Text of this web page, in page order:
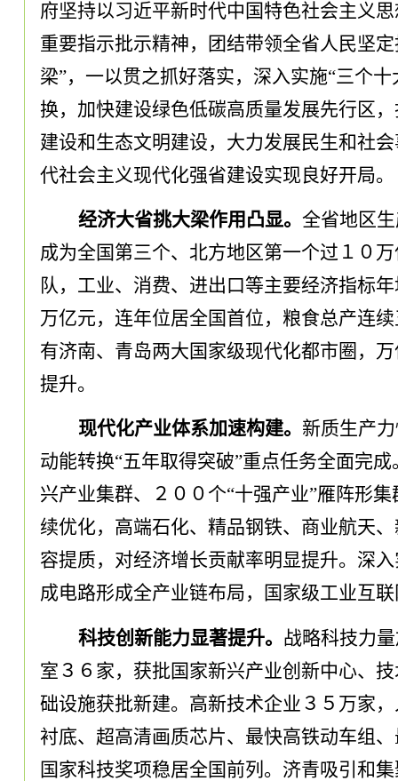
府坚持以习近平新时代中国特色社会主义
重要指示批示精神，
团结带领全省人民坚
梁”， 一以贯之抓好落实， 深入实施“三个十
换， 加快建设绿色低碳高质量发展先行区，
建设和生态文明建设， 大力发展民生和社
代社会主义现代化强省建设实现良好开局。
经济大省挑大梁作用凸显。 全省地区
成为全国第三个、北方地区第一个过１０
队 ， 工业、消费、进出口等主要经济指标
万亿元， 连年位居全国首位， 粮食总产连
有济南、青岛两大国家级现代化都市圈 ，
提升。
现代化产业体系加速构建。 新质生产
动能转换“五年取得突破”重点任务全面完成
兴产业集群、２００个“十强产业”雁阵形集
续优化， 高端石化、精品钢铁、商业航天
容提质， 对经济增长贡献率明显提升。 深
成电路形成全产业链布局， 国家级工业互
科技创新能力显著提升。 战略科技力
室３６家， 获批国家新兴产业创新中心、
础设施获批新建。 高新技术企业３５万家，
衬底、超高清画质芯片、最快高铁动车组
国家科技奖项稳居全国前列 。 济青吸引和